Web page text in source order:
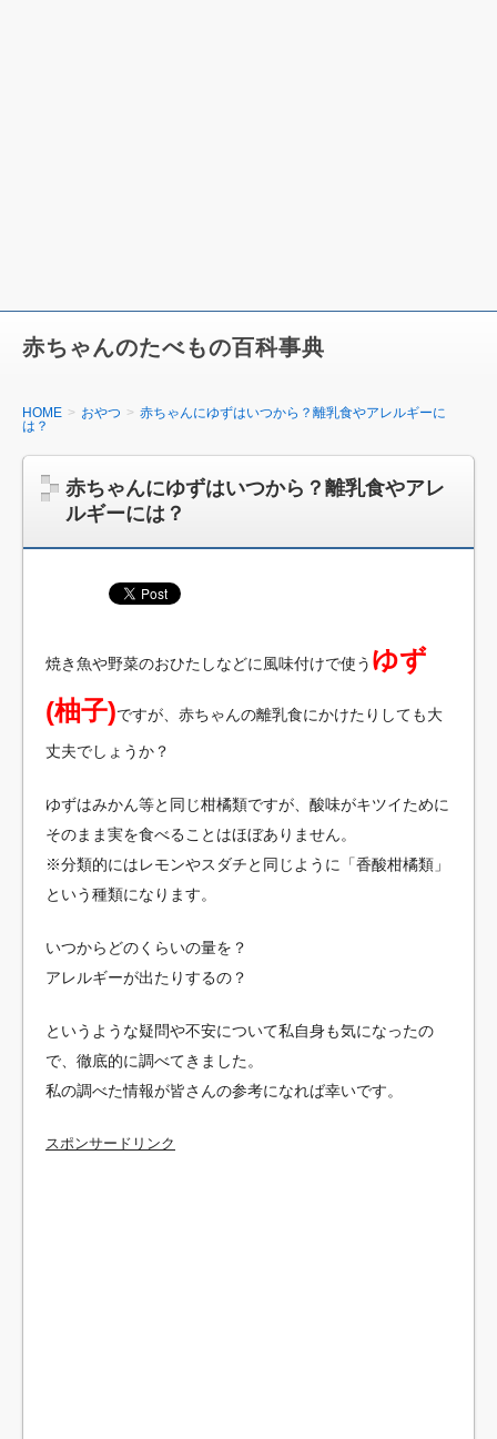
赤ちゃんのたべもの百科事典
HOME おやつ
赤ちゃんにゆずはいつから？離乳食やアレルギーに
は？
赤ちゃんにゆずはいつから？離乳食やアレ
ルギーには？
焼き魚や野菜のおひたしなどに風味付けで使う ゆず
(柚子)ですが、赤ちゃんの離乳食にかけたりしても大
丈夫でしょうか？
ゆずはみかん等と同じ柑橘類ですが、酸味がキツイために
そのまま実を食べることはほぼありません。
※分類的にはレモンやスダチと同じように「香酸柑橘類」
という種類になります。
いつからどのくらいの量を？
アレルギーが出たりするの？
というような疑問や不安について私自身も気になったの
で、徹底的に調べてきました。
私の調べた情報が皆さんの参考になれば幸いです。
スポンサードリンク